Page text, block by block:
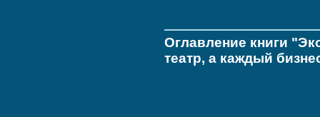
Оглавление книги
театр, а каждый